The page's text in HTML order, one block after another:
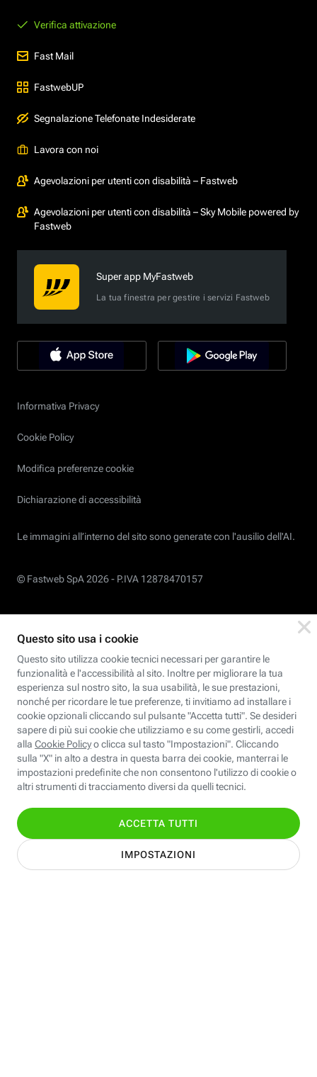
Verifica attivazione
Fast Mail
FastwebUP
Segnalazione Telefonate Indesiderate
Lavora con noi
Agevolazioni per utenti con disabilità – Fastweb
Agevolazioni per utenti con disabilità – Sky Mobile powered by
Fastweb
Super app MyFastweb
La tua finestra per gestire i servizi Fastweb
Informativa Privacy
Cookie Policy
Modifica preferenze cookie
Dichiarazione di accessibilità
Le immagini all’interno del sito sono generate con l'ausilio dell'AI.
© Fastweb SpA 2026 - P.IVA 12878470157